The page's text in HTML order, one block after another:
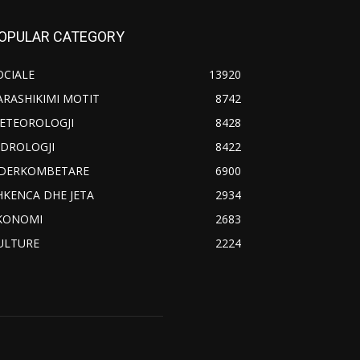
CATEGORY
13920
MOTIT
8742
8428
8422
6900
DHE JETA
2934
2683
2224